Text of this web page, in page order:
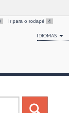
Ir para o rodapé 4
IDIOMAS